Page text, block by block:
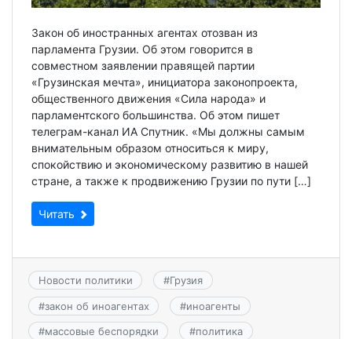
Закон об иностранных агентах отозван из
парламента Грузии. Об этом говорится в
совместном заявлении правящей партии
«Грузинская мечта», инициатора законопроекта,
общественного движения «Сила народа» и
парламентского большинства. Об этом пишет
телеграм-канал ИА Спутник. «Мы должны самым
внимательным образом относиться к миру,
спокойствию и экономическому развитию в нашей
стране, а также к продвижению Грузии по пути […]
Читать
Новости политики #Грузия
#закон об иноагентах #иноагенты
#массовые беспорядки #политика